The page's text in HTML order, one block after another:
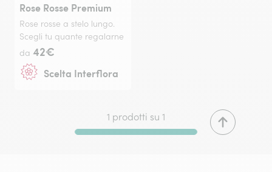
Rose Rosse Premium
Rose rosse a stelo lungo.
Scegli tu quante regalarne
da 42€
Scelta Interflora
1 prodotti su 1